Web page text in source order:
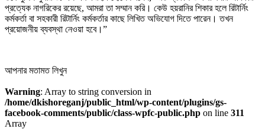
প্রত্যেক নাগরিকের রয়েছে, আমরা তা সম্মান করি। কেউ হয়রানির শিকার হলে রিটার্নিং
কর্মকর্তা বা সহকারী রিটার্নিং কর্মকর্তার কাছে লিখিত অভিযোগ দিতে পারেন। তখন
প্রয়োজনীয় ব্যবস্থা নেওয়া হবে।”
আপনার মতামত লিখুন
Warning: Array to string conversion in
/home/dkishoreganj/public_html/wp-content/plugins/gs-
facebook-comments/public/class-wpfc-public.php on line 311
Array